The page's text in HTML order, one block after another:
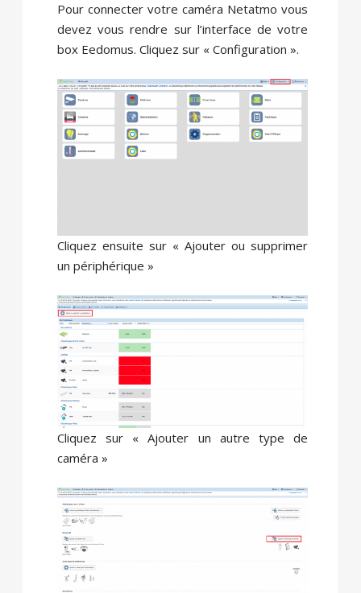
Pour connecter votre caméra Netatmo vous
devez vous rendre sur l’interface de votre
box Eedomus. Cliquez sur « Configuration ».
Cliquez ensuite sur « Ajouter ou supprimer
un périphérique »
Cliquez sur « Ajouter un autre type de
caméra »